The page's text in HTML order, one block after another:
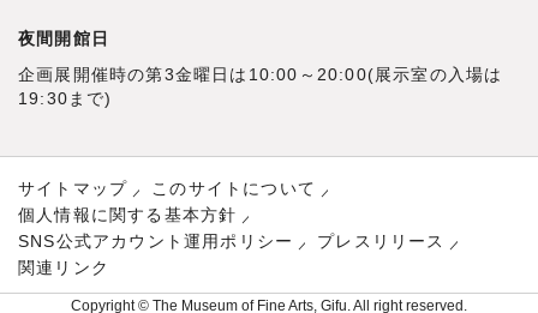
夜間開館日
企画展開催時の第3金曜日は10:00～20:00(展示室の入場は
19:30まで)
サイトマップ
このサイトについて
個人情報に関する基本方針
SNS公式アカウント運用ポリシー
プレスリリース
関連リンク
Copyright © The Museum of Fine Arts, Gifu. All right reserved.